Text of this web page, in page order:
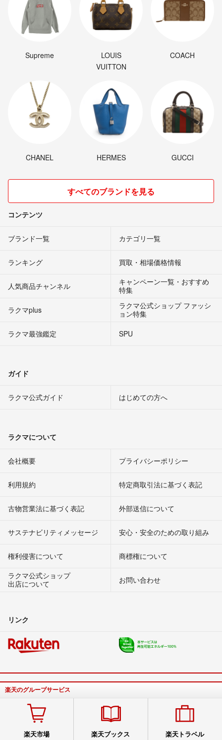
Supreme
LOUIS
VUITTON
COACH
CHANEL HERMES GUCCI
すべてのブランドを見る
コンテンツ
ブランド一覧 カテゴリ一覧
ランキング 買取・相場価格情報
人気商品チャンネル
キャンペーン一覧・おすすめ
特集
ラクマplus
ラクマ公式ショップ ファッシ
ョン特集
ラクマ最強鑑定
SPU
ガイド
ラクマ公式ガイド はじめての方へ
ラクマについて
会社概要 プライバシーポリシー
利用規約 特定商取引法に基づく表記
古物営業法に基づく表記 外部送信について
サステナビリティメッセージ 安心・安全のための取り組み
権利侵害について
商標権について
ラクマ公式ショップ
出店について
お問い合わせ
リンク
楽天のグループサービス
楽天市場 楽天ブックス 楽天トラベル